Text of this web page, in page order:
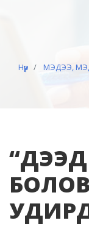
Нүүр МЭДЭЭ,
“ДЭЭД